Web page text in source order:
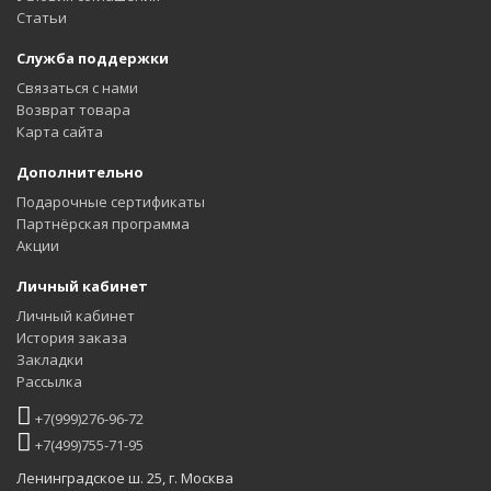
подходящий вариант — и придайте своему пространству
настоящее благородство.
Статьи
Служба поддержки
Связаться с нами
Возврат товара
Карта сайта
Дополнительно
Подарочные сертификаты
Партнёрская программа
Акции
Личный кабинет
Личный кабинет
История заказа
Закладки
Рассылка
+7(999)276-96-72
+7(499)755-71-95
Ленинградское ш. 25, г. Москва